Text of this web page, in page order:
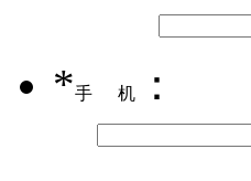
*手机 ：